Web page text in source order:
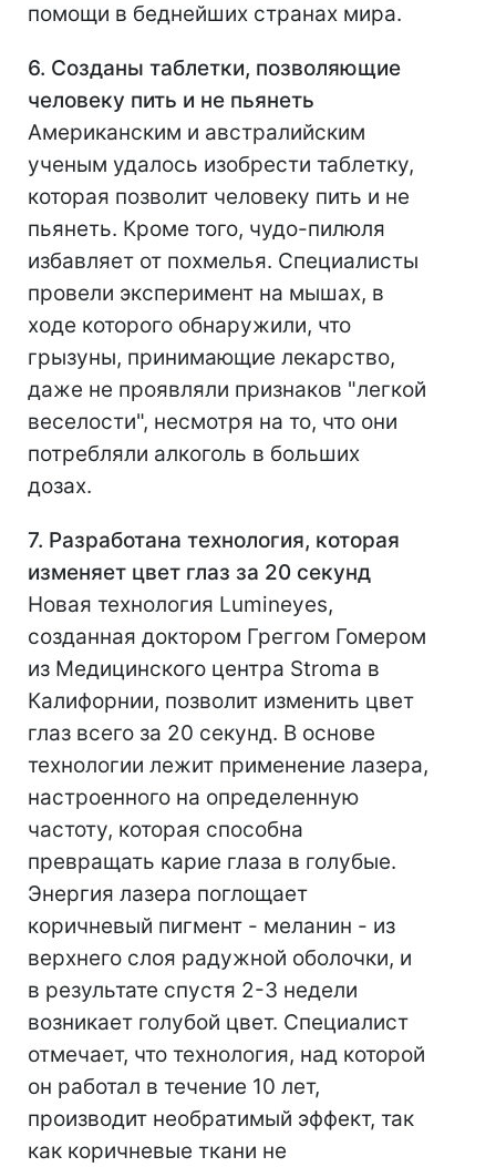
помощи в беднейших странах мира.
6. Созданы таблетки, позволяющие
человеку пить и не пьянеть
Американским и австралийским
ученым удалось изобрести таблетку,
которая позволит человеку пить и не
пьянеть. Кроме того, чудо-пилюля
избавляет от похмелья. Специалисты
провели эксперимент на мышах, в
ходе которого обнаружили, что
грызуны, принимающие лекарство,
даже не проявляли признаков "легкой
веселости", несмотря на то, что они
потребляли алкоголь в больших
дозах.
7. Разработана технология, которая
изменяет цвет глаз за 20 секунд
Новая технология Lumineyes,
созданная доктором Греггом Гомером
из Медицинского центра Stroma в
Калифорнии, позволит изменить цвет
глаз всего за 20 секунд. В основе
технологии лежит применение лазера,
настроенного на определенную
частоту, которая способна
превращать карие глаза в голубые.
Энергия лазера поглощает
коричневый пигмент - меланин - из
верхнего слоя радужной оболочки, и
в результате спустя 2-3 недели
возникает голубой цвет. Специалист
отмечает, что технология, над которой
он работал в течение 10 лет,
производит необратимый эффект, так
как коричневые ткани не